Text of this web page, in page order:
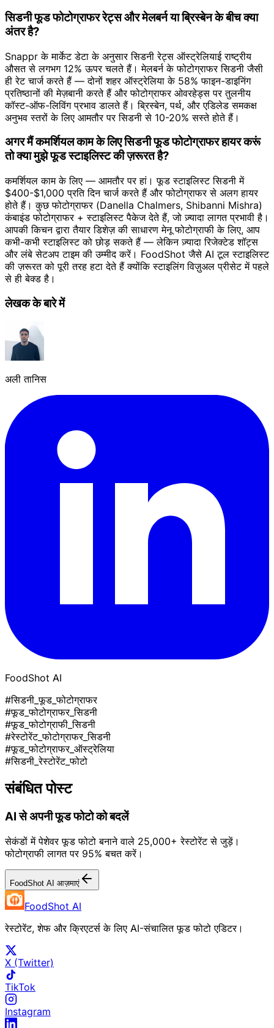
सिडनी फूड फोटोग्राफर रेट्स और मेलबर्न या ब्रिस्बेन के बीच क्या
अंतर है?
Snappr के मार्केट डेटा के अनुसार सिडनी रेट्स ऑस्ट्रेलियाई राष्ट्रीय
औसत से लगभग 12% ऊपर चलते हैं। मेलबर्न के फोटोग्राफर सिडनी जैसी
ही रेट चार्ज करते हैं — दोनों शहर ऑस्ट्रेलिया के 58% फाइन-डाइनिंग
प्रतिष्ठानों की मेज़बानी करते हैं और फोटोग्राफर ओवरहेड्स पर तुलनीय
कॉस्ट-ऑफ-लिविंग प्रभाव डालते हैं। ब्रिस्बेन, पर्थ, और एडिलेड समकक्ष
अनुभव स्तरों के लिए आमतौर पर सिडनी से 10-20% सस्ते होते हैं।
अगर मैं कमर्शियल काम के लिए सिडनी फूड फोटोग्राफर हायर करूं
तो क्या मुझे फूड स्टाइलिस्ट की ज़रूरत है?
कमर्शियल काम के लिए — आमतौर पर हां। फूड स्टाइलिस्ट सिडनी में
$400-$1,000 प्रति दिन चार्ज करते हैं और फोटोग्राफर से अलग हायर
होते हैं। कुछ फोटोग्राफर (Danella Chalmers, Shibanni Mishra)
कंबाइंड फोटोग्राफर + स्टाइलिस्ट पैकेज देते हैं, जो ज़्यादा लागत प्रभावी है।
आपकी किचन द्वारा तैयार डिशेज़ की साधारण मेनू फोटोग्राफी के लिए, आप
कभी-कभी स्टाइलिस्ट को छोड़ सकते हैं — लेकिन ज़्यादा रिजेक्टेड शॉट्स
और लंबे सेटअप टाइम की उम्मीद करें। FoodShot जैसे AI टूल स्टाइलिस्ट
की ज़रूरत को पूरी तरह हटा देते हैं क्योंकि स्टाइलिंग विज़ुअल प्रीसेट में पहले
से ही बेक्ड है।
लेखक के बारे में
अली तानिस
FoodShot AI
#सिडनी_फूड_फोटोग्राफर
#फूड_फोटोग्राफर_सिडनी
#फूड_फोटोग्राफी_सिडनी
#रेस्टोरेंट_फोटोग्राफर_सिडनी
#फूड_फोटोग्राफर_ऑस्ट्रेलिया
#सिडनी_रेस्टोरेंट_फोटो
संबंधित पोस्ट
AI से अपनी फूड फोटो को बदलें
सेकंडों में पेशेवर फूड फोटो बनाने वाले 25,000+ रेस्टोरेंट से जुड़ें।
फोटोग्राफी लागत पर 95% बचत करें।
FoodShot AI आज़माएं
FoodShot AI
रेस्टोरेंट, शेफ और क्रिएटर्स के लिए AI-संचालित फूड फोटो एडिटर।
X (Twitter)
TikTok
Instagram